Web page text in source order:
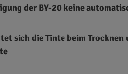
der BY-20 keine
sich die Tinte beim